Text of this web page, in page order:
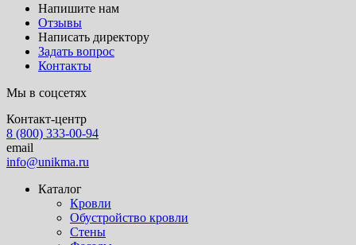
Напишите нам
Отзывы
Написать директору
Задать вопрос
Контакты
Мы в соцсетях
Контакт-центр
8 (800) 333-00-94
email
info@unikma.ru
Каталог
Кровли
Обустройство кровли
Стены